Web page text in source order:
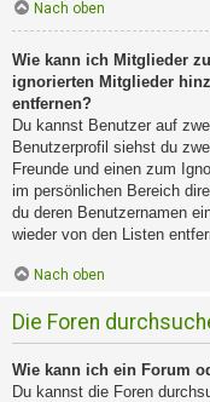
Nach oben
Wie kann ich Mitglieder
ignorierten Mitglieder
entfernen?
Du kannst Benutzer auf
Benutzerprofil siehst du
Freunde und einen zum
im persönlichen Bereich
du deren Benutzernamen
wieder von den Listen
Nach oben
Die Foren
Wie kann ich ein Forum
Du kannst die Foren